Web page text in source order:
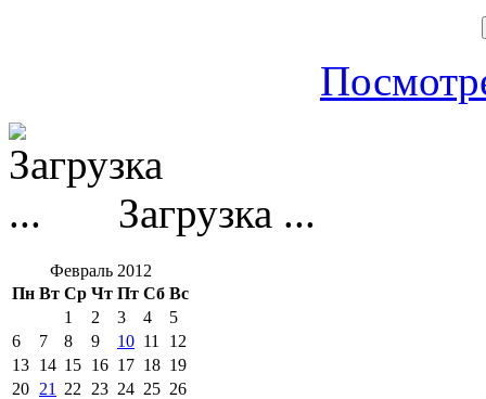
Загрузка ...
Февраль 2012
Пн Вт Ср Чт Пт Сб Вс
1 2 3 4
5
6
7 8 9 10 11
12
13 14 15 16 17 18 19
20 21 22 23 24 25 26